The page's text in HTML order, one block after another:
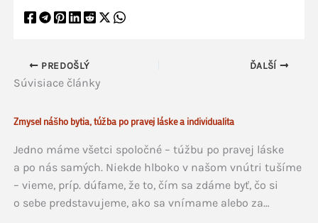
PREDOŠLÝ ĎALŠÍ
Súvisiace články
Zmysel nášho bytia, túžba po pravej láske a individualita
Jedno máme všetci spoločné – túžbu po pravej láske
a po nás samých. Niekde hlboko v našom vnútri tušíme
– vieme, príp. dúfame, že to, čím sa zdáme byť, čo si
o sebe predstavujeme, ako sa vnímame alebo za…